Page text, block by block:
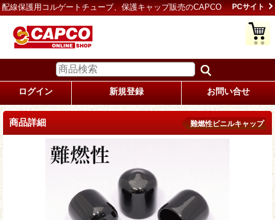
配線保護用コルゲートチューブ、保護キャップ販売のCAPCO PCサイト
ログイン 新規登録 お問い合せ
商品詳細 難燃性ビニルキャップ